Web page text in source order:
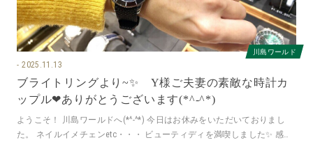
川島ワールド
2025.11.13
ブライトリングより~✨ Y様ご夫妻の素敵な時計カ
ップル❤ありがとうございます(*^-^*)
ようこそ！ 川島ワールドへ(*^-^*) 今日はお休みをいただいておりまし
た。 ネイルイメチェンetc・・・ ビューティディを満喫しました✨ 感謝